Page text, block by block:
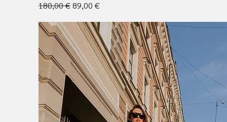
Обычная цена
180,00 €Цена со скидкой
89,00 €